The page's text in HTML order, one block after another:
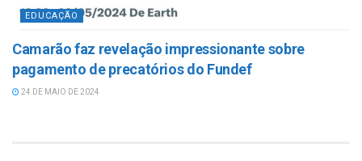
EDUCAÇÃO
Camarão faz revelação impressionante sobre
pagamento de precatórios do Fundef
24 DE MAIO DE 2024